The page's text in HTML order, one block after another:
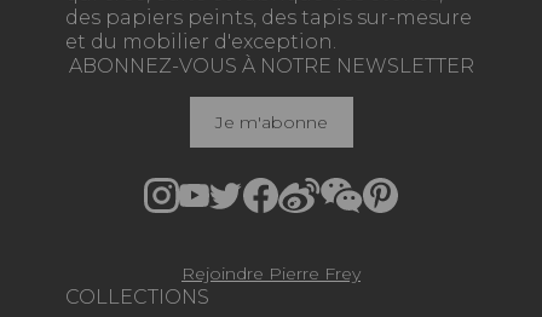
des papiers peints, des tapis sur-mesure
et du mobilier d'exception.
COLLECTIONS
ABONNEZ-VOUS À NOTRE NEWSLETTER
Je m'abonne
Rejoindre Pierre Frey